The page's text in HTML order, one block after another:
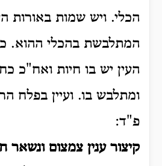
הכלי. ויש שמות באורות
המתלבשת בהכלי ההוא.
העין יש בו חיות ואח"כ
ומתלבש בו. ועיין בפלח
פ"ד:
קיצור ענין צמצום ונשאר